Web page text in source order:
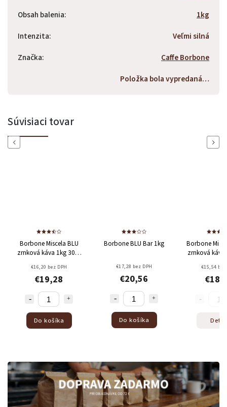
Obsah balenia:
1kg
Intenzita:
Veľmi silná
Značka:
Caffe Borbone
Položka bola vypredaná…
Súvisiaci tovar
Previous
Miscela BLU
káva 1kg30%
€16,20 bez DPH
Borbone BLU Bar 1kg
€17,28 bez DPH
Borbone Miscela ROSSA
zrnková káva 1kg95%
€15,54 bez DPH
Next